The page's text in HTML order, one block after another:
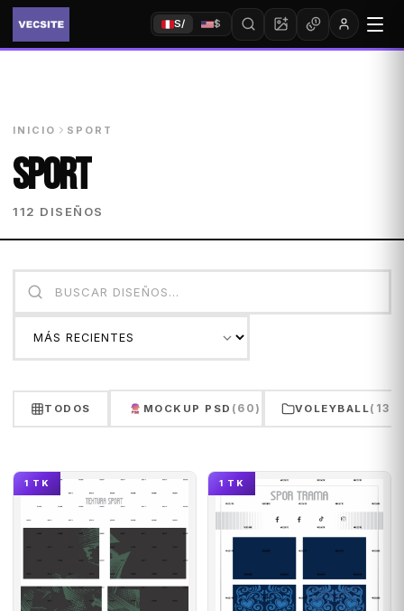
S/ $
INICIO SPORT
SPORT
112 DISEÑOS
TODOS MOCKUP PSD (60) VOLEYBALL (132)
1 TK 1 TK